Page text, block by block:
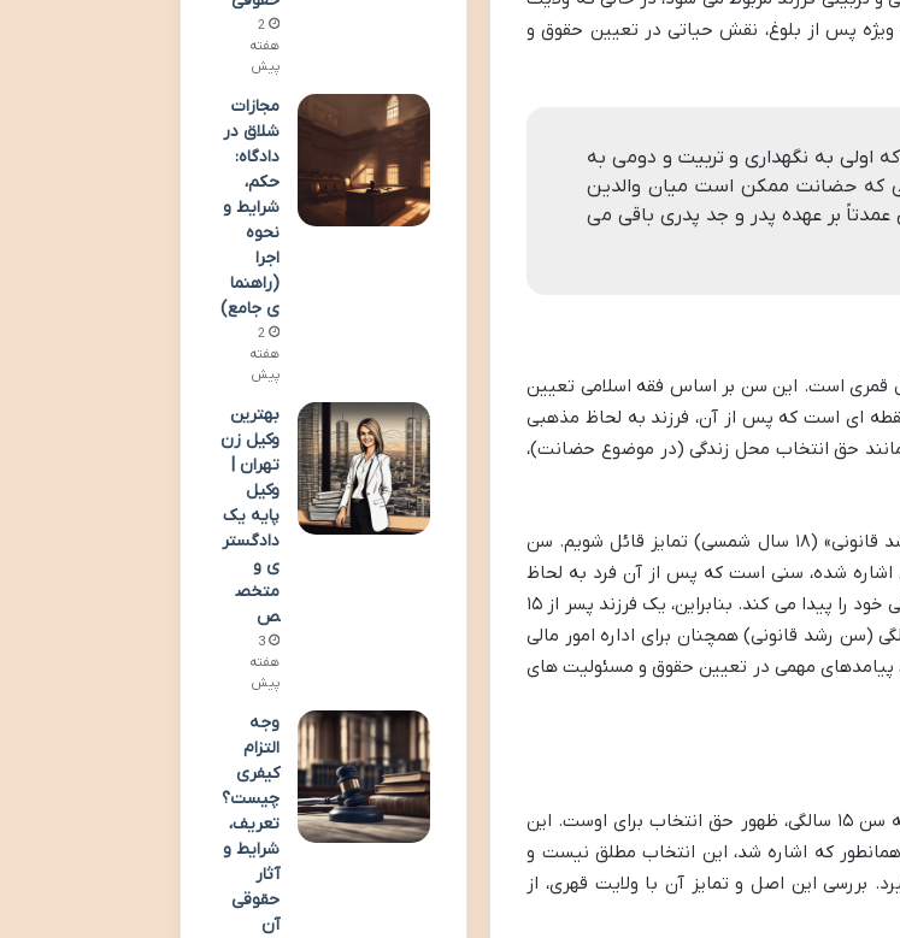
ویژه پس از بلوغ، نقش حیاتی در تعیین حقوق و
اولی به نگهداری و تربیت و دومی به
که حضانت ممکن است میان والدین
بر عهده پدر و جد پدری باقی می
قمری است. این سن بر اساس فقه اسلامی تعیین
ای است که پس از آن، فرزند به لحاظ مذهبی
حق انتخاب محل زندگی (در موضوع حضانت)،
بسیار مهم است که میان سن بلوغ شرعی (۱۵ سال قمری) و «سن رشد قانونی» (۱۸ سال شمسی) تمایز قائل شویم. سن
امور حسبی به آن اشاره شده، سنی است که پس از آن فرد به لحاظ
حقوقی «رشید» محسوب می شود؛ یعنی توانایی اداره مستقل امور مالی خود را پیدا می کند. بنابراین، یک فرزند پسر از ۱۵
شرعی) حق انتخاب محل زندگی خود را دارد، اما تا ۱۸ سالگی (سن رشد قانونی) همچنان برای اداره امور مالی
پیامدهای مهمی در تعیین حقوق و مسئولیت های
یکی از مهمترین تغییرات در وضعیت حقوقی فرزند پسر با رسیدن به سن ۱۵ سالگی، ظهور حق انتخاب برای اوست. این
که اشاره شد، این انتخاب مطلق نیست و
بررسی این اصل و تمایز آن با ولایت قهری، از
2
هفته
پیش
مجازات
شلاق در
دادگاه:
حکم،
شرایط و
نحوه
اجرا
(راهنما
ی جامع)
2
هفته
پیش
بهترین
وکیل زن
تهران |
وکیل
پایه یک
دادگستر
ی و
متخص
ص
3
هفته
پیش
وجه
التزام
کیفری
چیست؟
تعریف،
شرایط و
آثار
حقوقی
آن